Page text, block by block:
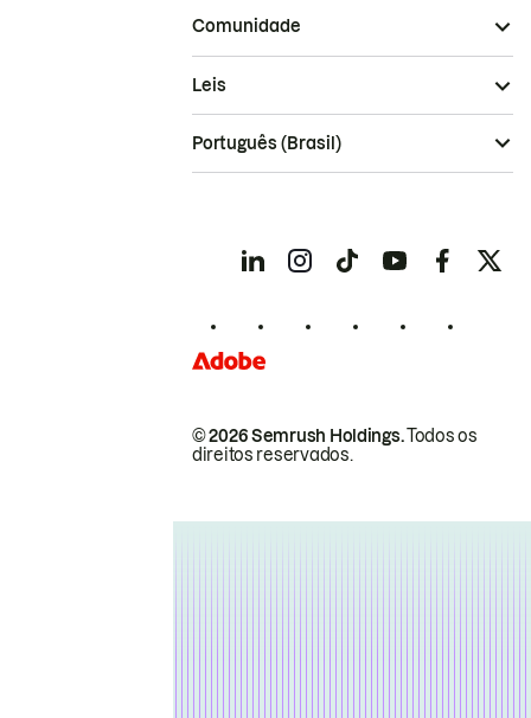
Comunidade
© 2026 Semrush Holdings.Todos os
direitos reservados.
Leis
Português (Brasil)